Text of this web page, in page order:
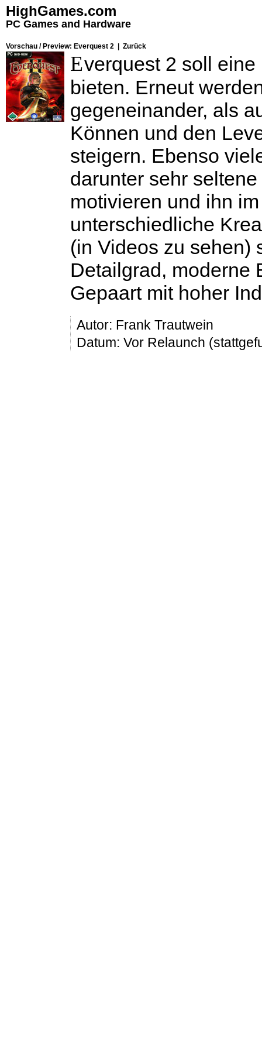
HighGames.com
PC Games and Hardware
Vorschau / Preview: Everquest 2 | Zurück
Everquest 2 soll
bieten. Erneut
gegeneinander, als
Können und den
steigern. Ebenso
darunter sehr
motivieren und ihn
unterschiedliche
(in Videos zu sehen)
Detailgrad, moderne
Gepaart mit hoher
Autor: Frank Trautwein
Datum: Vor Relaunch